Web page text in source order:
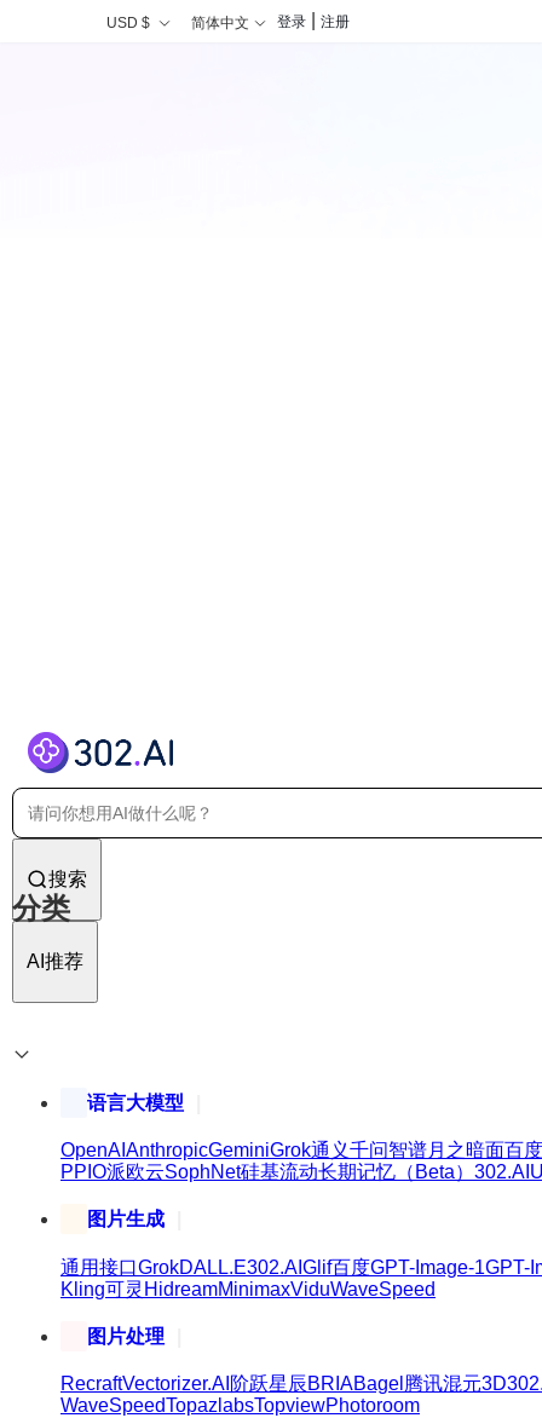
USD $ 简体中文 登录 注册
搜索
AI推荐
分类
语言大模型
OpenAI AnthropicGeminiGrok通义千问智谱月之暗面百度
PPIO派欧云SophNet硅基流动长期记忆（Beta） 302.AI
图片生成
通用接口GrokDALL.E302.AI Glif百度GPT-Image-1GPT-
Kling可灵 HidreamMinimaxViduWaveSpeed
图片处理
RecraftVectorizer.AI 阶跃星辰BRIABagel 腾讯混元3D
WaveSpeedTopazlabsTopviewPhotoroom